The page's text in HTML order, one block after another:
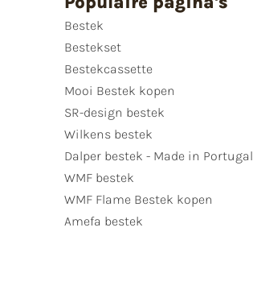
Bestek
Bestekset
Bestekcassette
Mooi Bestek kopen
SR-design bestek
Wilkens bestek
Dalper bestek - Made in Portugal
WMF bestek
WMF Flame Bestek kopen
Amefa bestek